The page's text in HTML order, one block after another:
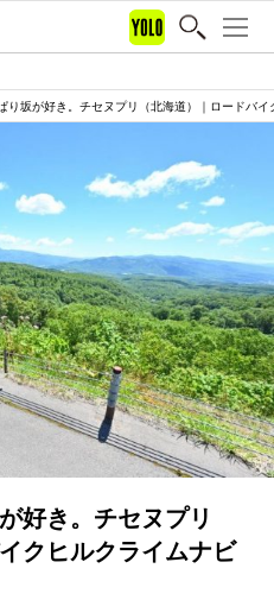
り坂が好き。チセヌプリ（北海道）｜ロードバ
好き。チセヌプリ
クヒルクライムナビ